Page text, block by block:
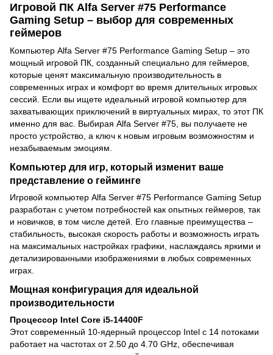
Игровой ПК Alfa Server #75 Performance
Gaming Setup – выбор для современных
геймеров
Компьютер Alfa Server #75 Performance Gaming Setup – это
мощный игровой ПК, созданный специально для геймеров,
которые ценят максимальную производительность в
современных играх и комфорт во время длительных игровых
сессий. Если вы ищете идеальный игровой компьютер для
захватывающих приключений в виртуальных мирах, то этот ПК
именно для вас. Выбирая Alfa Server #75, вы получаете не
просто устройство, а ключ к новым игровым возможностям и
незабываемым эмоциям.
Компьютер для игр, который изменит ваше
представление о гейминге
Игровой компьютер Alfa Server #75 Performance Gaming Setup
разработан с учетом потребностей как опытных геймеров, так
и новичков, в том числе детей. Его главные преимущества –
стабильность, высокая скорость работы и возможность играть
на максимальных настройках графики, наслаждаясь яркими и
детализированными изображениями в любых современных
играх.
Мощная конфигурация для идеальной
производительности
Процессор Intel Core i5-14400F
Этот современный 10-ядерный процессор Intel с 14 потоками
работает на частотах от 2.50 до 4.70 GHz, обеспечивая